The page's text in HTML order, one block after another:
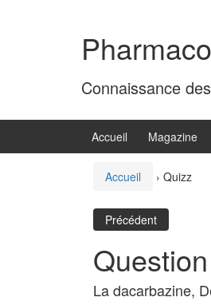
Connaissance
Accueil Magazine
Accueil › Quizz
Précédent
La dacarbazine,